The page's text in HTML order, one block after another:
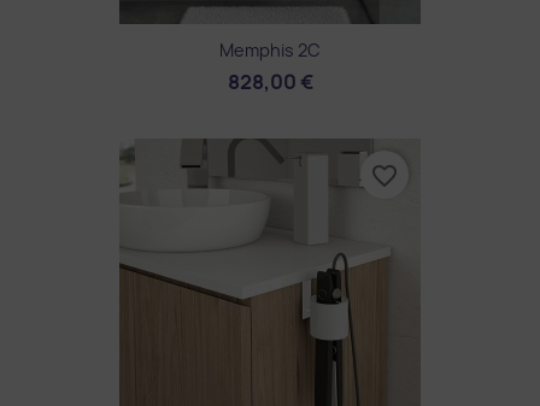
Memphis 2C
828,00 €
favorite_border